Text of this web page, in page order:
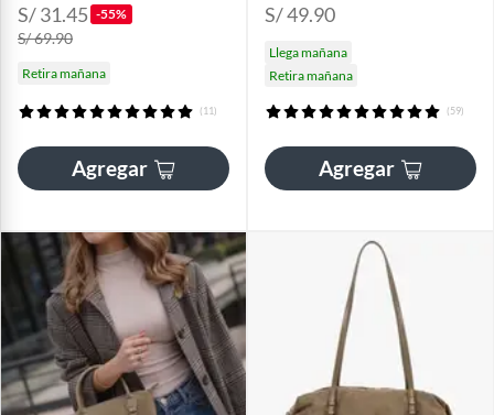
S/ 31.45 -55%
S/ 69.90
Retira mañana
(11)
Agregar
S/ 49.90
Llega mañana
Retira mañana
(59)
Agregar